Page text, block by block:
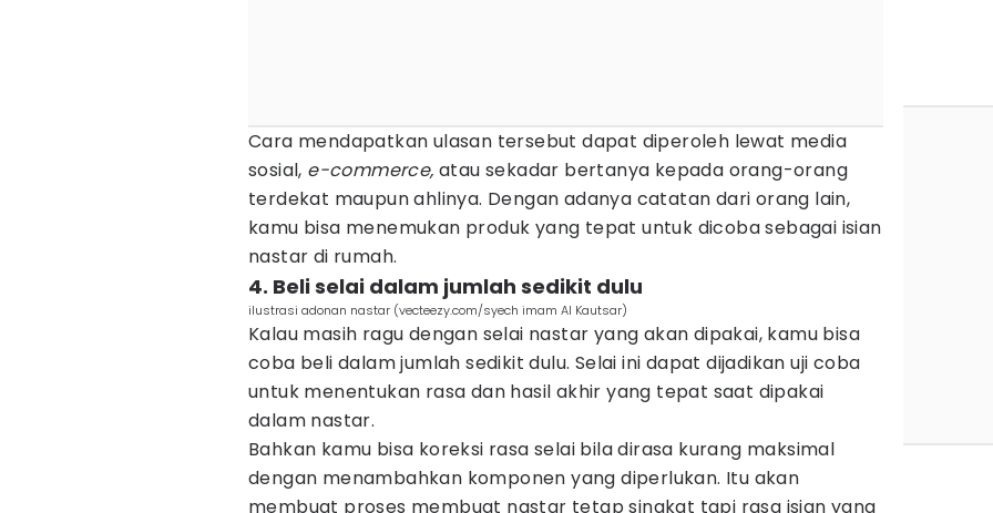
Cara mendapatkan ulasan tersebut dapat diperoleh lewat media
sosial, e-commerce, atau sekadar bertanya kepada orang-orang
terdekat maupun ahlinya. Dengan adanya catatan dari orang lain,
kamu bisa menemukan produk yang tepat untuk dicoba sebagai isian
nastar di rumah.
4. Beli selai dalam jumlah sedikit dulu
ilustrasi adonan nastar (vecteezy.com/syech imam Al Kautsar)
Kalau masih ragu dengan selai nastar yang akan dipakai, kamu bisa
coba beli dalam jumlah sedikit dulu. Selai ini dapat dijadikan uji coba
untuk menentukan rasa dan hasil akhir yang tepat saat dipakai
dalam nastar.
Bahkan kamu bisa koreksi rasa selai bila dirasa kurang maksimal
dengan menambahkan komponen yang diperlukan. Itu akan
membuat proses membuat nastar tetap singkat tapi rasa isian yang